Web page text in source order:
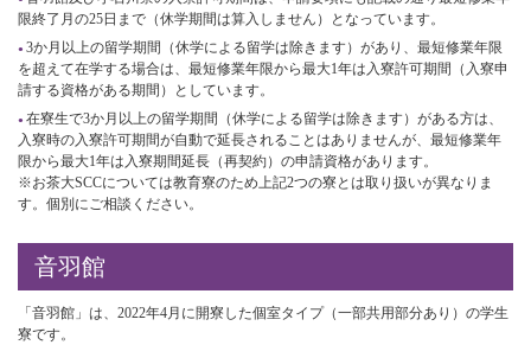
限終了月の25日まで（休学期間は算入しません）となっています。
3か月以上の留学期間（休学による留学は除きます）があり、最短修業年限
を超えて在学する場合は、最短修業年限から最大1年は入寮許可期間（入寮申
請する資格がある期間）としています。
在寮生で3か月以上の留学期間（休学による留学は除きます）がある方は、
入寮時の入寮許可期間が自動で延長されることはありませんが、最短修業年
限から最大1年は入寮期間延長（再契約）の申請資格があります。
※お茶大SCCについては教育寮のため上記2つの寮とは取り扱いが異なりま
す。個別にご相談ください。
音羽館
「音羽館」は、2022年4月に開寮した個室タイプ（一部共用部分あり）の学生
寮です。